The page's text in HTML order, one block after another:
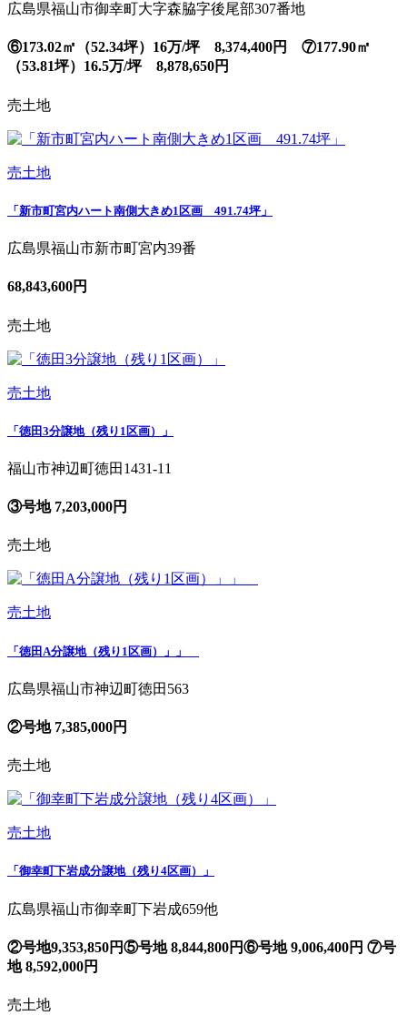
広島県福山市御幸町大字森脇字後尾部307番地
⑥173.02㎡（52.34坪）16万/坪 8,374,400円 ⑦177.90㎡
（53.81坪）16.5万/坪 8,878,650円
売土地
売土地
「新市町宮内ハート南側大きめ1区画 491.74坪」
広島県福山市新市町宮内39番
68,843,600円
売土地
売土地
「徳田3分譲地（残り1区画）」
福山市神辺町徳田1431-11
③号地 7,203,000円
売土地
売土地
「徳田A分譲地（残り1区画）」」
広島県福山市神辺町徳田563
②号地 7,385,000円
売土地
売土地
「御幸町下岩成分譲地（残り4区画）」
広島県福山市御幸町下岩成659他
②号地9,353,850円⑤号地 8,844,800円⑥号地 9,006,400円 ⑦号
地 8,592,000円
売土地